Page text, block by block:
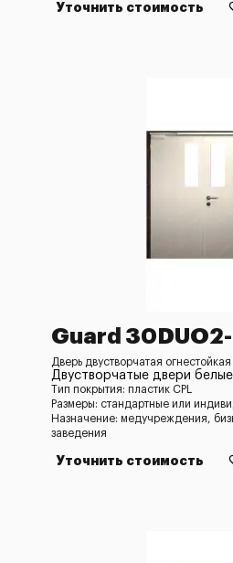
Уточнить стоимость
Guard
Дверь двустворчатая
Двустворчатые двери белые
Тип покрытия: пластик CPL
Размеры: стандартные или
Назначение: медучреждения,
заведения
Уточнить стоимость